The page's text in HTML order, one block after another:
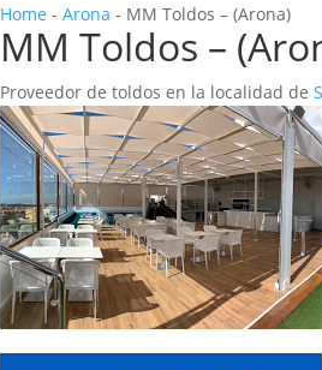
Home -Arona - MM Toldos – (Arona)
MM Toldos –
Proveedor de toldos en la localidad de